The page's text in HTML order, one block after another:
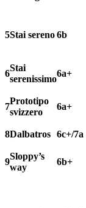
5Stai sereno6b
6
Stai
serenissimo
6a+
7
Prototipo
svizzero
6a+
8Dalbatros 6c+/7a
9
Sloppy’s
way
6b+